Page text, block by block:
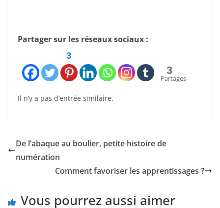
Partager sur les réseaux sociaux :
3
3
Partages
Il n’y a pas d’entrée similaire.
De l’abaque au boulier, petite histoire de
numération
Comment favoriser les apprentissages ?
Vous pourrez aussi aimer